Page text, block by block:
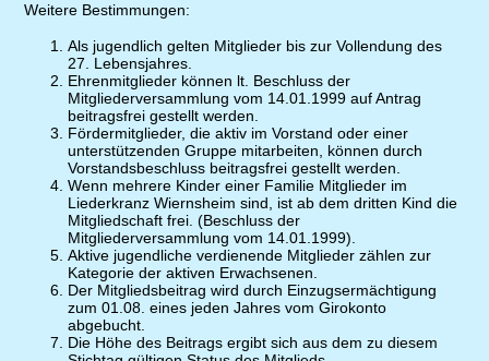
Weitere Bestimmungen:
Als jugendlich gelten Mitglieder bis zur Vollendung des
27. Lebensjahres.
Ehrenmitglieder können lt. Beschluss der
Mitgliederversammlung vom 14.01.1999 auf Antrag
beitragsfrei gestellt werden.
Fördermitglieder, die aktiv im Vorstand oder einer
unterstützenden Gruppe mitarbeiten, können durch
Vorstandsbeschluss beitragsfrei gestellt werden.
Wenn mehrere Kinder einer Familie Mitglieder im
Liederkranz Wiernsheim sind, ist ab dem dritten Kind die
Mitgliedschaft frei. (Beschluss der
Mitgliederversammlung vom 14.01.1999).
Aktive jugendliche verdienende Mitglieder zählen zur
Kategorie der aktiven Erwachsenen.
Der Mitgliedsbeitrag wird durch Einzugsermächtigung
zum 01.08. eines jeden Jahres vom Girokonto
abgebucht.
Die Höhe des Beitrags ergibt sich aus dem zu diesem